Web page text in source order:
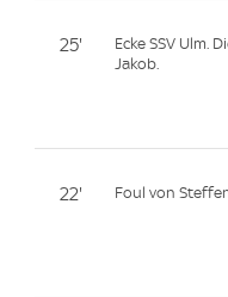
25'
Ecke SSV Ulm.
Jakob.
22' Foul von